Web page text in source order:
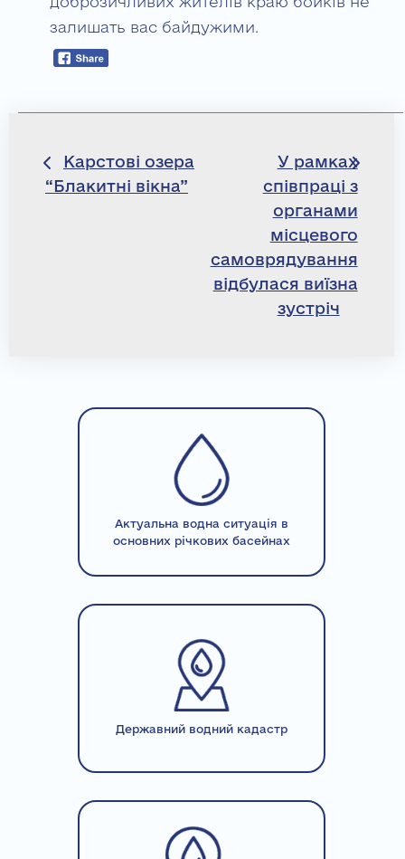
залишать вас байдужими.
Навігація
записів
Карстові озера
“Блакитні вікна”
У рамках
співпраці з
органами
місцевого
самоврядування
відбулася виїзна
зустріч
Актуальна водна ситуація в
основних річкових басейнах
Державний водний кадастр